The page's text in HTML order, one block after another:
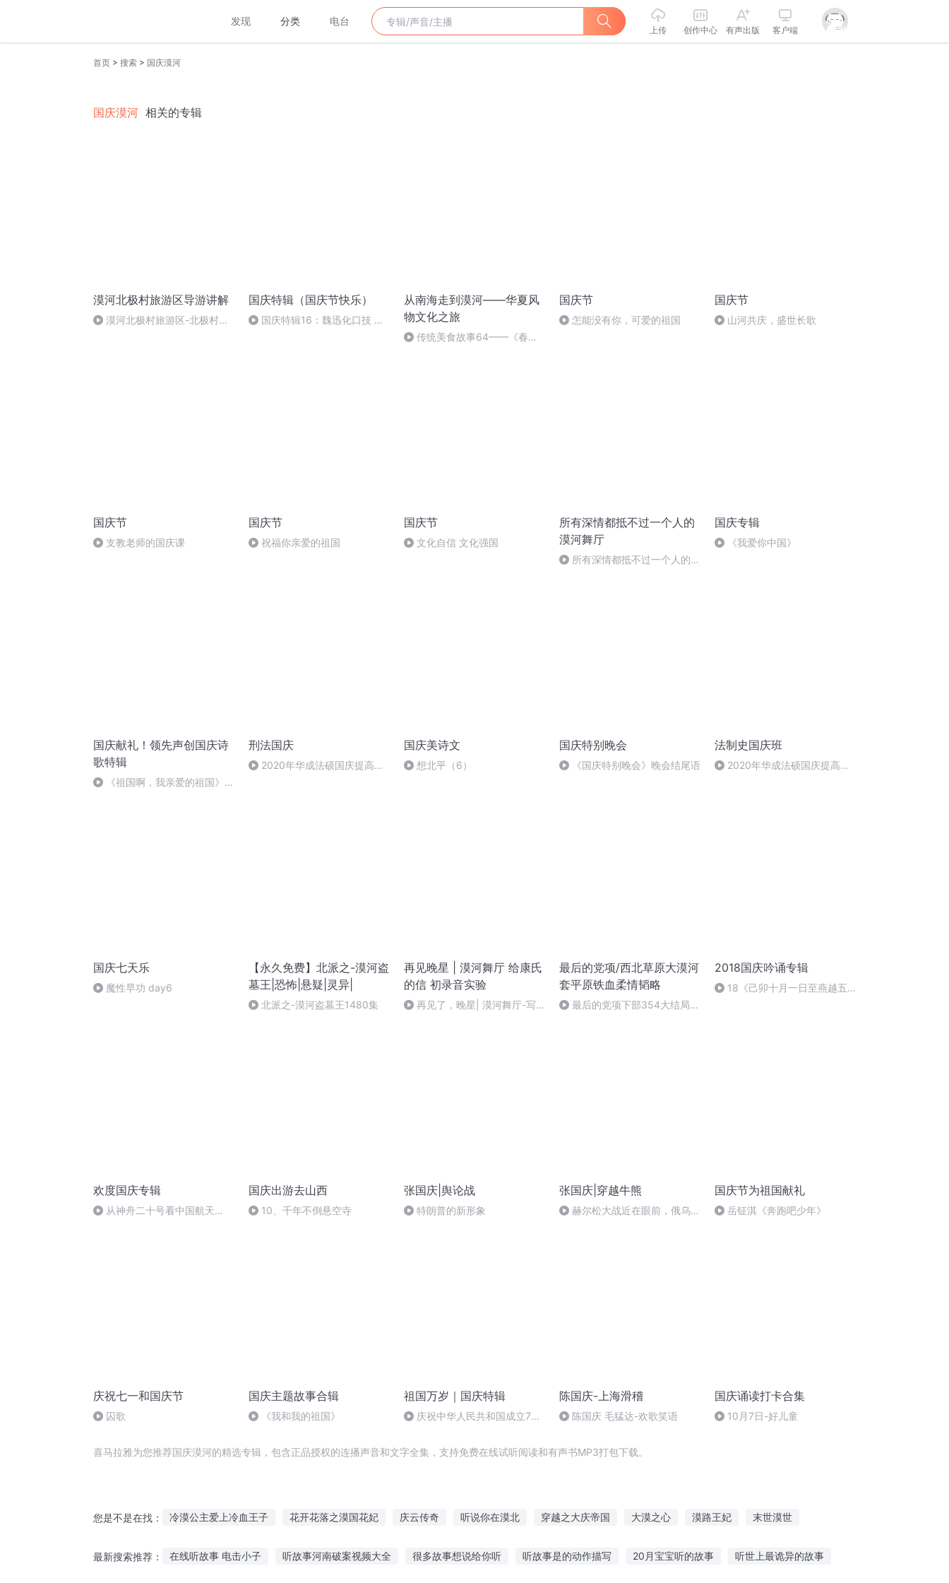
发现 分类 电台
上传 创作中心 有声出版 客户端
首页 > 搜索 > 国庆漠河
国庆漠河 相关的专辑
漠河北极村旅游区导游讲解
漠河北极村旅游区-北极村圣
国庆特辑（国庆节快乐）
国庆特辑16：魏迅化口技 二
从南海走到漠河——华夏风
物文化之旅
传统美食故事64——《春
国庆节
怎能没有你，可爱的祖国
国庆节
山河共庆，盛世长歌
国庆节
支教老师的国庆课
国庆节
祝福你亲爱的祖国
国庆节
文化自信 文化强国
所有深情都抵不过一个人的
漠河舞厅
所有深情都抵不过一个人的漠
国庆专辑
《我爱你中国》
国庆献礼！领先声创国庆诗
歌特辑
《祖国啊，我亲爱的祖国》温
刑法国庆
2020年华成法硕国庆提高班
国庆美诗文
想北平（6）
国庆特别晚会
《国庆特别晚会》晚会结尾语
法制史国庆班
2020年华成法硕国庆提高班
国庆七天乐
魔性早功 day6
【永久免费】北派之-漠河盗
墓王|恐怖|悬疑|灵异|
北派之-漠河盗墓王1480集
再见晚星 | 漠河舞厅 给康氏
的信 初录音实验
再见了，晚星| 漠河舞厅-写
最后的党项/西北草原大漠河
套平原铁血柔情韬略
最后的党项下部354大结局
2018国庆吟诵专辑
18《己卯十月一日至燕越五
欢度国庆专辑
从神舟二十号看中国航天
国庆出游去山西
10、千年不倒悬空寺
张国庆|舆论战
特朗普的新形象
张国庆|穿越牛熊
赫尔松大战近在眼前，俄乌冲
国庆节为祖国献礼
岳钲淇《奔跑吧少年》
庆祝七一和国庆节
囚歌
国庆主题故事合辑
《我和我的祖国》
祖国万岁｜国庆特辑
庆祝中华人民共和国成立73
陈国庆-上海滑稽
陈国庆 毛猛达-欢歌笑语
国庆诵读打卡合集
10月7日-好儿童
喜马拉雅为您推荐国庆漠河的精选专辑，包含正品授权的连播声音和文字全集，支持免费在线试听阅读和有声书MP3打包下载。
您是不是在找： 冷漠公主爱上冷血王子 花开花落之漠国花妃 庆云传奇 听说你在漠北 穿越之大庆帝国 大漠之心 漠路王妃 末世漠世
最新搜索推荐： 在线听故事 电击小子 听故事河南破案视频大全 很多故事想说给你听 听故事是的动作描写 20月宝宝听的故事 听世上最诡异的故事